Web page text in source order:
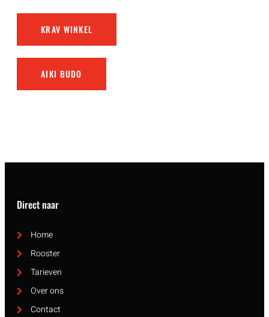
KRAV WINKEL
AIKI BUDO
Direct naar
Home
Rooster
Tarieven
Over ons
Contact